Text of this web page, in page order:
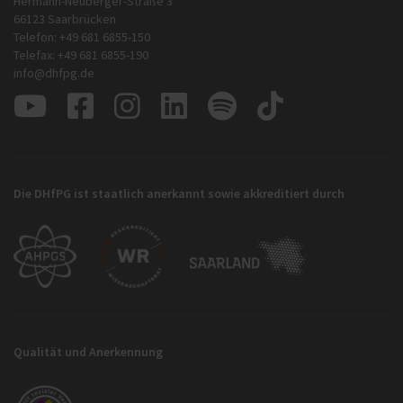
66123 Saarbrücken
Telefon: +49 681 6855-150
Telefax: +49 681 6855-190
info@dhfpg.de
Die DHfPG ist staatlich anerkannt sowie akkreditiert durch
Qualität und Anerkennung